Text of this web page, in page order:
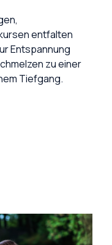
entfalten
Entspannung
zu einer
Tiefgang.